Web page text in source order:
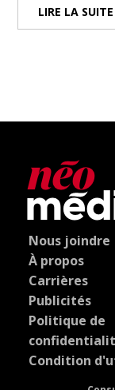
LIRE LA SUITE
Nous joindre
À propos
Carrières
Publicités
Politique de
Condition